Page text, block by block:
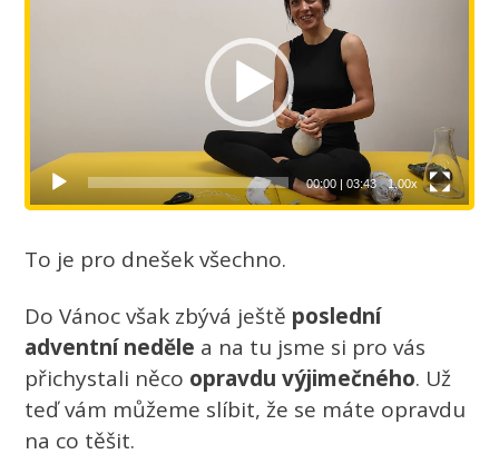
00:00| 03:43 1.00x
To je pro dnešek všechno.
Do Vánoc však zbývá ještě poslední
adventní neděle a na tu jsme si pro vás
přichystali něco opravdu výjimečného. Už
teď vám můžeme slíbit, že se máte opravdu
na co těšit.